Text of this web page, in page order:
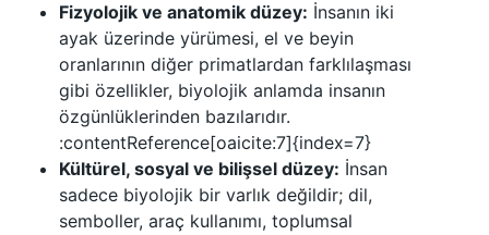
Fizyolojik ve anatomik düzey: İnsanın iki
ayak üzerinde yürümesi, el ve beyin
oranlarının diğer primatlardan farklılaşması
gibi özellikler, biyolojik anlamda insanın
özgünlüklerinden bazılarıdır.
:contentReference[oaicite:7]{index=7}
Kültürel, sosyal ve bilişsel düzey: İnsan
sadece biyolojik bir varlık değildir; dil,
semboller, araç kullanımı, toplumsal